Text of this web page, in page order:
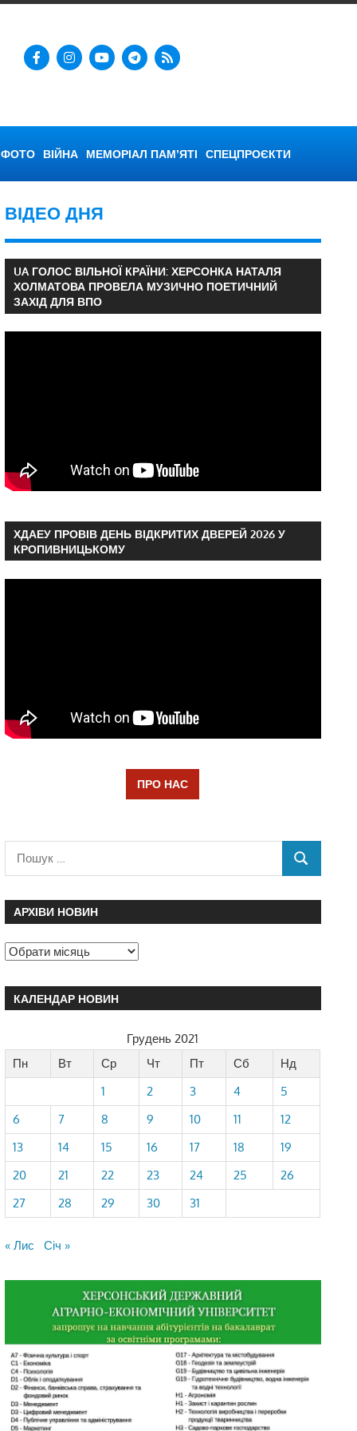
ФОТО ВІЙНА МЕМОРІАЛ ПАМ’ЯТІ СПЕЦПРОЄКТИ
ВІДЕО ДНЯ
UA ГОЛОС ВІЛЬНОЇ КРАЇНИ: ХЕРСОНКА НАТАЛЯ
ХОЛМАТОВА ПРОВЕЛА МУЗИЧНО ПОЕТИЧНИЙ
ЗАХІД ДЛЯ ВПО
ХДАЕУ ПРОВІВ ДЕНЬ ВІДКРИТИХ ДВЕРЕЙ 2026 У
КРОПИВНИЦЬКОМУ
ПРО НАС
АРХІВИ НОВИН
КАЛЕНДАР НОВИН
Грудень 2021
Пн
Вт Ср Чт Пт Сб
Нд
1
2 3 4
5
6
7 8 9 10 11
12
13
14 15 16 17 18
19
20
21 22 23 24 25
26
27
28 29 30 31
« Лис Січ »